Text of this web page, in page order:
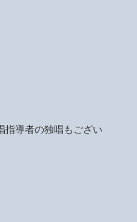
指導者の独唱もござい